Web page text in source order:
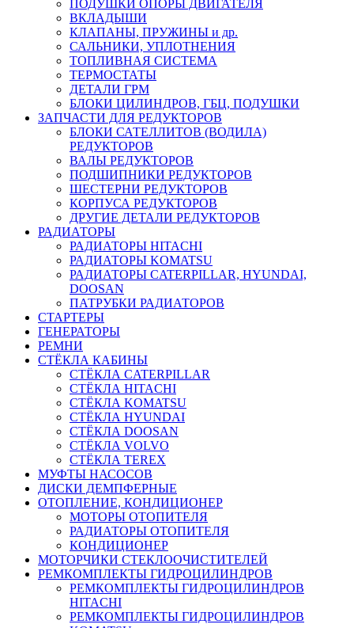
ПОДУШКИ ОПОРЫ ДВИГАТЕЛЯ
ВКЛАДЫШИ
КЛАПАНЫ, ПРУЖИНЫ и др.
САЛЬНИКИ, УПЛОТНЕНИЯ
ТОПЛИВНАЯ СИСТЕМА
ТЕРМОСТАТЫ
ДЕТАЛИ ГРМ
БЛОКИ ЦИЛИНДРОВ, ГБЦ, ПОДУШКИ
ЗАПЧАСТИ ДЛЯ РЕДУКТОРОВ
БЛОКИ САТЕЛЛИТОВ (ВОДИЛА)
РЕДУКТОРОВ
ВАЛЫ РЕДУКТОРОВ
ПОДШИПНИКИ РЕДУКТОРОВ
ШЕСТЕРНИ РЕДУКТОРОВ
КОРПУСА РЕДУКТОРОВ
ДРУГИЕ ДЕТАЛИ РЕДУКТОРОВ
РАДИАТОРЫ
РАДИАТОРЫ HITACHI
РАДИАТОРЫ KOMATSU
РАДИАТОРЫ CATERPILLAR, HYUNDAI,
DOOSAN
ПАТРУБКИ РАДИАТОРОВ
СТАРТЕРЫ
ГЕНЕРАТОРЫ
РЕМНИ
СТЁКЛА КАБИНЫ
СТЁКЛА CATERPILLAR
СТЁКЛА HITACHI
СТЁКЛА KOMATSU
СТЁКЛА HYUNDAI
СТЁКЛА DOOSAN
СТЁКЛА VOLVO
СТЁКЛА TEREX
МУФТЫ НАСОСОВ
ДИСКИ ДЕМПФЕРНЫЕ
ОТОПЛЕНИЕ, КОНДИЦИОНЕР
МОТОРЫ ОТОПИТЕЛЯ
РАДИАТОРЫ ОТОПИТЕЛЯ
КОНДИЦИОНЕР
МОТОРЧИКИ СТЕКЛООЧИСТИТЕЛЕЙ
РЕМКОМПЛЕКТЫ ГИДРОЦИЛИНДРОВ
РЕМКОМПЛЕКТЫ ГИДРОЦИЛИНДРОВ
HITACHI
РЕМКОМПЛЕКТЫ ГИДРОЦИЛИНДРОВ